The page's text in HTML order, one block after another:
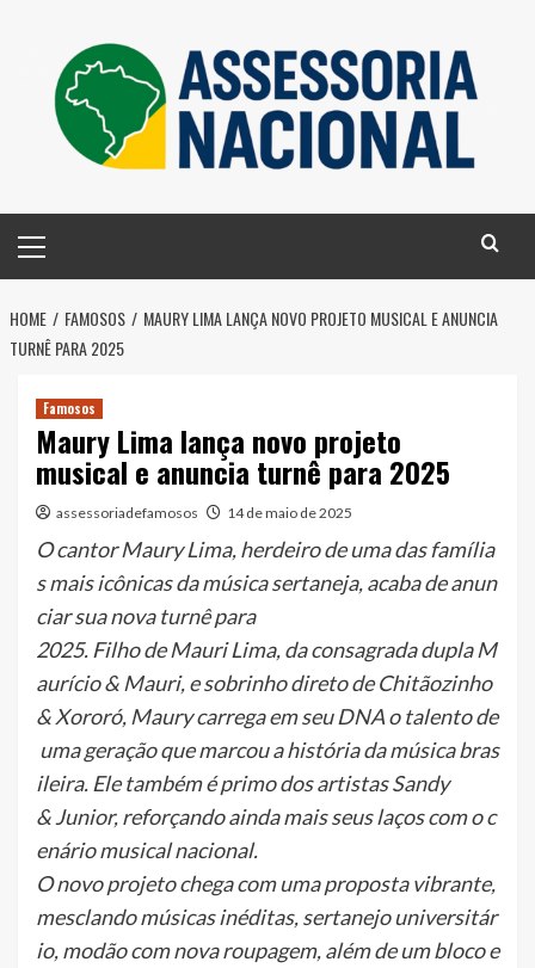
content
Menu
HOME FAMOSOS
MAURY LIMA LANÇA NOVO PROJETO MUSICAL E ANUNCIA
TURNÊ PARA 2025
Famosos
Maury Lima lança novo projeto
musical e anuncia turnê para 2025
assessoriadefamosos 14 de maio de 2025
O cantor Maury Lima, herdeiro de uma das família
s mais icônicas da música sertaneja, acaba de anun
ciar sua nova turnê para
2025. Filho de Mauri Lima, da consagrada dupla M
aurício & Mauri, e sobrinho direto de Chitãozinho
& Xororó, Maury carrega em seu DNA o talento de
uma geração que marcou a história da música bras
ileira. Ele também é primo dos artistas Sandy
& Junior, reforçando ainda mais seus laços com o c
enário musical nacional.
O novo projeto chega com uma proposta vibrante,
mesclando músicas inéditas, sertanejo universitár
io, modão com nova roupagem, além de um bloco e